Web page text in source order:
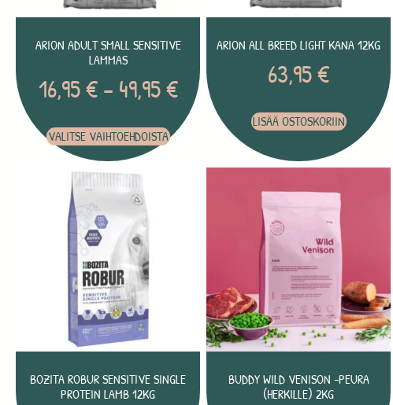
ARION ADULT SMALL SENSITIVE
LAMMAS
16,95€– 49,95€
VALITSE VAIHTOEHDOISTA
ARION ALL BREED LIGHT KANA 12KG
63,95€
LISÄÄ OSTOSKORIIN
BOZITA ROBUR SENSITIVE SINGLE
PROTEIN LAMB 12KG
BUDDY WILD VENISON -PEURA
(HERKILLE) 2KG